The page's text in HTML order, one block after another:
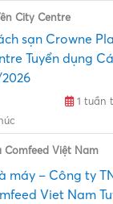
City Centre
sạn Crowne
Tuyển dụng
1 tuần
Comfeed Việt Nam
máy – Công ty
Viet Nam